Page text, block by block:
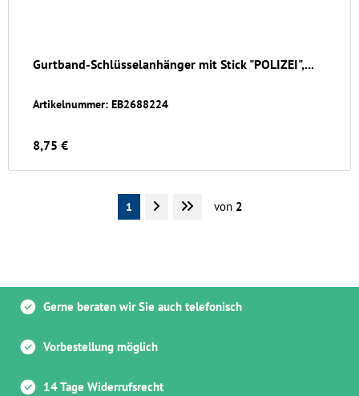
Gurtband-Schlüsselanhänger mit Stick "POLIZEI",...
Artikelnummer: EB2688224
8,75 €
1 von 2
Gerne beraten wir Sie auch telefonisch
Vorbestellung möglich
14 Tage Widerrufsrecht